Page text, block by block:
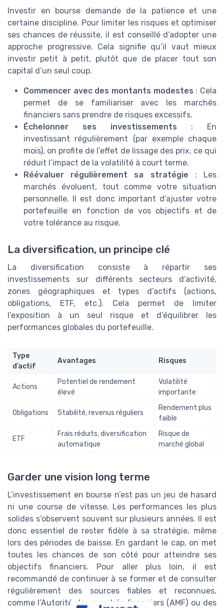
Investir en bourse demande de la patience et une
certaine discipline. Pour limiter les risques et optimiser
ses chances de réussite, il est conseillé d’adopter une
approche progressive. Cela signifie qu’il vaut mieux
investir petit à petit, plutôt que de placer tout son
capital d’un seul coup.
Commencer avec des montants modestes : Cela
permet de se familiariser avec les marchés
financiers sans prendre de risques excessifs.
Échelonner ses investissements : En
investissant régulièrement (par exemple chaque
mois), on profite de l’effet de lissage des prix, ce qui
réduit l’impact de la volatilité à court terme.
Réévaluer régulièrement sa stratégie : Les
marchés évoluent, tout comme votre situation
personnelle. Il est donc important d’ajuster votre
portefeuille en fonction de vos objectifs et de
votre tolérance au risque.
La diversification, un principe clé
La diversification consiste à répartir ses
investissements sur différents secteurs d’activité,
zones géographiques et types d’actifs (actions,
obligations, ETF, etc.). Cela permet de limiter
l’exposition à un seul risque et d’équilibrer les
performances globales du portefeuille.
Type
d’actif
Avantages Risques
Actions
Potentiel de rendement
élevé
Volatilité
importante
Obligations Stabilité, revenus réguliers
Rendement plus
faible
ETF
Frais réduits, diversification
automatique
Risque de
marché global
Garder une vision long terme
L’investissement en bourse n’est pas un jeu de hasard
ni une course de vitesse. Les performances les plus
solides s’observent souvent sur plusieurs années. Il est
donc essentiel de rester fidèle à sa stratégie, même
lors des périodes de baisse. En gardant le cap, on met
toutes les chances de son côté pour atteindre ses
objectifs financiers. Pour aller plus loin, il est
recommandé de continuer à se former et de consulter
régulièrement des sources fiables et reconnues,
comme l’Autorité des marchés financiers (AMF) ou des